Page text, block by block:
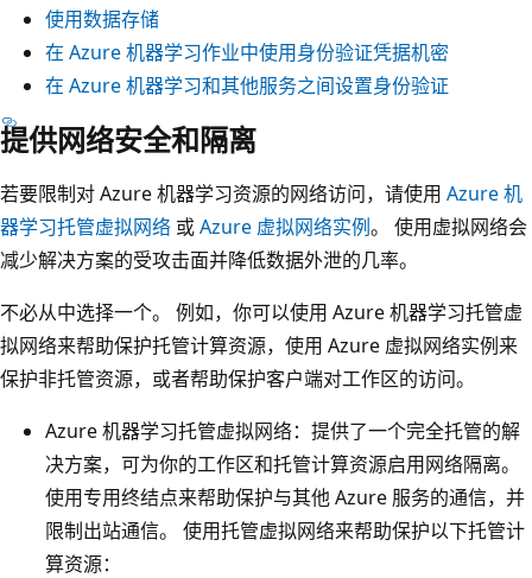
使用数据存储
在 Azure 机器学习作业中使用身份验证凭据机密
在 Azure 机器学习和其他服务之间设置身份验证
提供网络安全和隔离
若要限制对 Azure 机器学习资源的网络访问，请使用 Azure 机
器学习托管虚拟网络 或Azure 虚拟网络实例。 使用虚拟网络会
减少解决方案的受攻击面并降低数据外泄的几率。
不必从中选择一个。 例如，你可以使用 Azure 机器学习托管虚
拟网络来帮助保护托管计算资源，使用 Azure 虚拟网络实例来
保护非托管资源，或者帮助保护客户端对工作区的访问。
Azure 机器学习托管虚拟网络：提供了一个完全托管的解
决方案，可为你的工作区和托管计算资源启用网络隔离。
使用专用终结点来帮助保护与其他 Azure 服务的通信，并
限制出站通信。 使用托管虚拟网络来帮助保护以下托管计
算资源：